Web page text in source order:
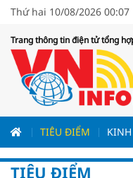
Thứ hai 10/08/2026 00:07
Trang thông tin điện tử tổng
TIÊU ĐIỂM
TIÊU ĐIỂM